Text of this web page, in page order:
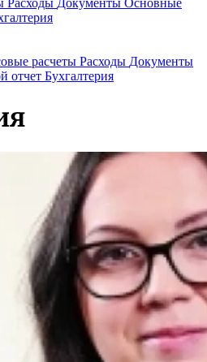
Расходы Документы Основные
расчеты Расходы Документы
отчет Бухгалтерия